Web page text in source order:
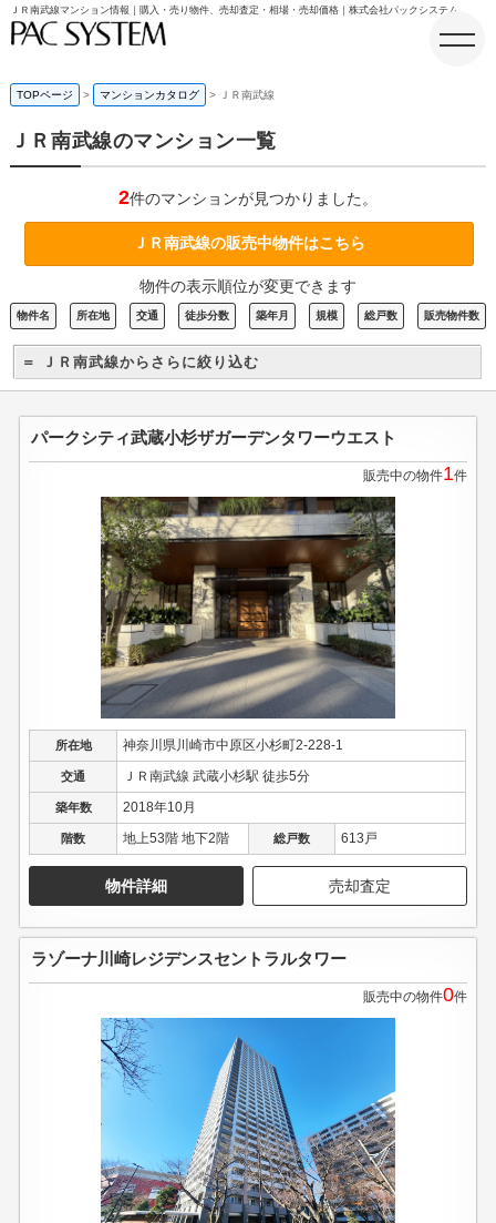
ＪＲ南武線マンション情報｜購入・売り物件、売却査定・相場・売却価格｜株式会社パックシステム
TOPページ マンションカタログ ＪＲ南武線
ＪＲ南武線のマンション一覧
2件のマンションが見つかりました。
ＪＲ南武線の販売中物件はこちら
物件の表示順位が変更できます
物件名 所在地 交通 徒歩分数 築年月 規模 総戸数 販売物件数
＝ ＪＲ南武線からさらに絞り込む
パークシティ武蔵小杉ザガーデンタワーウエスト
販売中の物件1件
所在地 神奈川県川崎市中原区小杉町2-228-1
交通 ＪＲ南武線 武蔵小杉駅 徒歩5分
築年数 2018年10月
階数 地上53階 地下2階 総戸数 613戸
物件詳細 売却査定
ラゾーナ川崎レジデンスセントラルタワー
販売中の物件0件